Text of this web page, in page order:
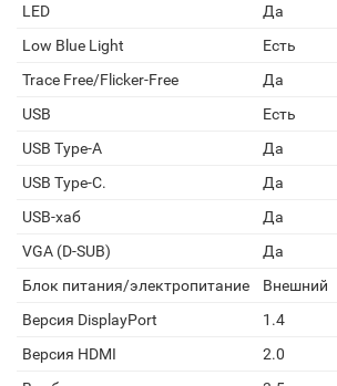
LED
Да
Low Blue Light
Есть
Trace Free/Flicker-Free
Да
USB
Есть
USB Type-A
Да
USB Type-C.
Да
USB-хаб
Да
VGA (D-SUB)
Да
Блок питания/электропитание
Внешний
Версия DisplayPort
1.4
Версия HDMI
2.0